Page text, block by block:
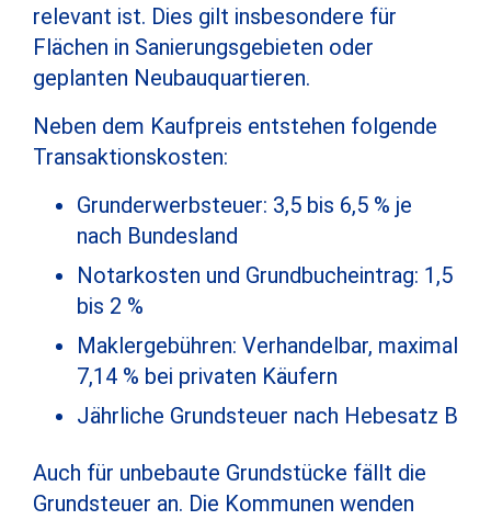
relevant ist. Dies gilt insbesondere für
Flächen in Sanierungsgebieten oder
geplanten Neubauquartieren.
Neben dem Kaufpreis entstehen folgende
Transaktionskosten:
Grunderwerbsteuer: 3,5 bis 6,5 % je
nach Bundesland
Notarkosten und Grundbucheintrag: 1,5
bis 2 %
Maklergebühren: Verhandelbar, maximal
7,14 % bei privaten Käufern
Jährliche Grundsteuer nach Hebesatz B
Auch für unbebaute Grundstücke fällt die
Grundsteuer an. Die Kommunen wenden